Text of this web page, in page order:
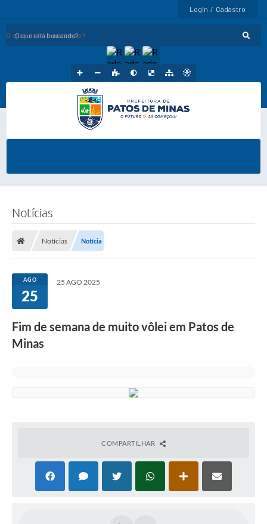
Login / Cadastro
O que está buscando?
Notícias
Notícias Notícia
AGO
25
25 AGO 2025
Fim de semana de muito vôlei em Patos de
Minas
COMPARTILHAR